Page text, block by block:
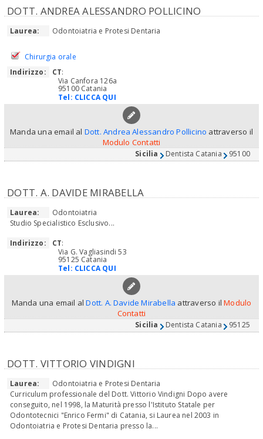
DOTT. ANDREA ALESSANDRO POLLICINO
Laurea: Odontoiatria e Protesi Dentaria
Chirurgia orale
Indirizzo:
CT:
Via Canfora 126a
95100 Catania
Tel: CLICCA QUI
Manda una email al Dott. Andrea Alessandro Pollicino attraverso il
Modulo Contatti
Sicilia Dentista Catania 95100
DOTT. A. DAVIDE MIRABELLA
Laurea:
Odontoiatria
Studio Specialistico Esclusivo...
Indirizzo:
CT:
Via G. Vagliasindi 53
95125 Catania
Tel: CLICCA QUI
Manda una email alDott. A. Davide Mirabella attraverso ilModulo
Contatti
Sicilia Dentista Catania 95125
DOTT. VITTORIO VINDIGNI
Laurea:
Odontoiatria e Protesi Dentaria
Curriculum professionale del Dott. Vittorio Vindigni Dopo avere
conseguito, nel 1998, la Maturità presso l'Istituto Statale per
Odontotecnici "Enrico Fermi" di Catania, si Laurea nel 2003 in
Odontoiatria e Protesi Dentaria presso la...